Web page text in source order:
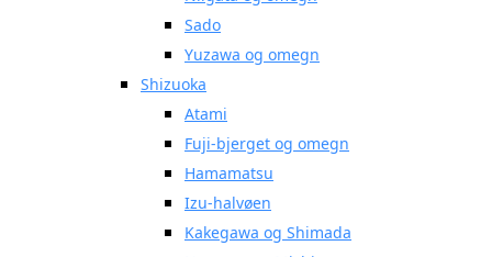
Sado
Yuzawa og omegn
Shizuoka
Atami
Fuji-bjerget og omegn
Hamamatsu
Izu-halvøen
Kakegawa og Shimada